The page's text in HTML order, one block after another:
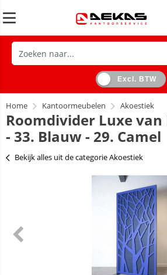
Excl. BTW
Home Kantoormeubelen Akoestiek
Roomdivider Luxe van
- 33. Blauw - 29. Camel
Bekijk alles uit de categorie Akoestiek